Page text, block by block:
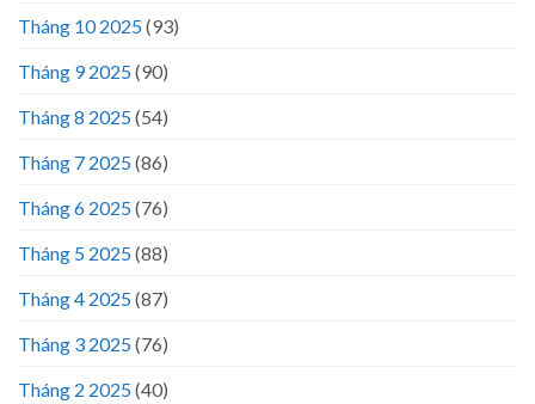
Tháng 10 2025(93)
Tháng 9 2025(90)
Tháng 8 2025(54)
Tháng 7 2025(86)
Tháng 6 2025(76)
Tháng 5 2025(88)
Tháng 4 2025(87)
Tháng 3 2025(76)
Tháng 2 2025(40)